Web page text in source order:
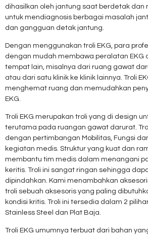
dihasilkan oleh jantung saat berdetak dan
untuk mendiagnosis berbagai masalah
dan gangguan detak jantung.
Dengan menggunakan troli EKG, para
dengan mudah membawa peralatan EKG
tempat lain, misalnya dari ruang gawat
atau dari satu klinik ke klinik lainnya. Troli
menghemat ruang dan memudahkan
EKG.
Troli EKG merupakan troli yang di design
terutama pada ruangan gawat darurat.
dengan pertimbangan Mobilitas, Fungsi
kegiatan medis. Struktur yang kuat dan
membantu tim medis dalam menangani
keritis. Troli ini sangat ringan sehingga
dipindahkan. Kami menambahkan
troli sebuah aksesoris yang paling
kondisi kritis. Troli ini tersedia dalam 2
Stainless Steel dan Plat Baja.
Troli EKG umumnya terbuat dari bahan